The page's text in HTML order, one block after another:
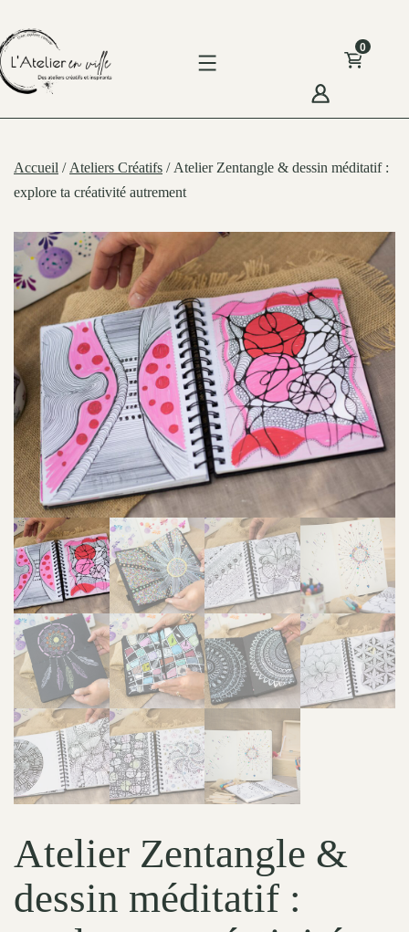
to
content
0
Accueil / Ateliers Créatifs / Atelier Zentangle & dessin méditatif :
explore ta créativité autrement
Atelier Zentangle &
dessin méditatif :